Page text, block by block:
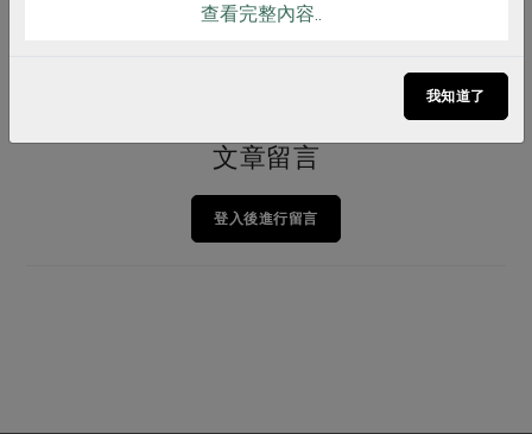
更多養身食補
文章留言
登入後進行留言
查看完整內容..
我知道了